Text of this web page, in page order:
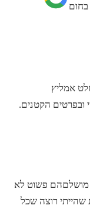
אמליץ
ובפרטים הקטנים.
מושלםהם פשוט לא
רוצה שכל